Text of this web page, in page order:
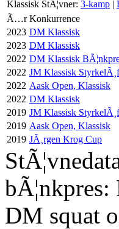
Klassisk StÃ¦vner: 3-kamp |
Ã…r Konkurrence
2023 DM Klassisk
2023 DM Klassisk
2022 DM Klassisk
2022 JM Klassisk
2022 Aask Open, Klassisk
2022 DM Klassisk
2019 JM Klassisk
2019 Aask Open, Klassisk
2019 JÃ¸rgen Krog Cup
DM squat